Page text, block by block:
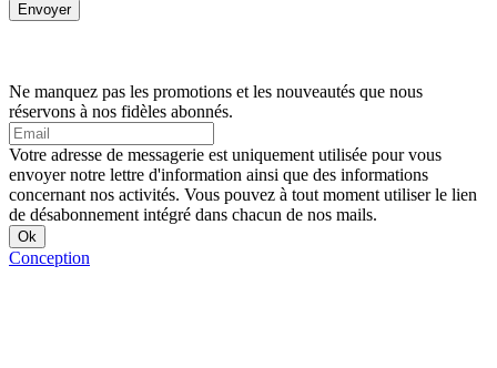
Ne manquez pas les promotions et les nouveautés que nous
réservons à nos fidèles abonnés.
Votre adresse de messagerie est uniquement utilisée pour vous
envoyer notre lettre d'information ainsi que des informations
concernant nos activités. Vous pouvez à tout moment utiliser le lien
de désabonnement intégré dans chacun de nos mails.
Conception